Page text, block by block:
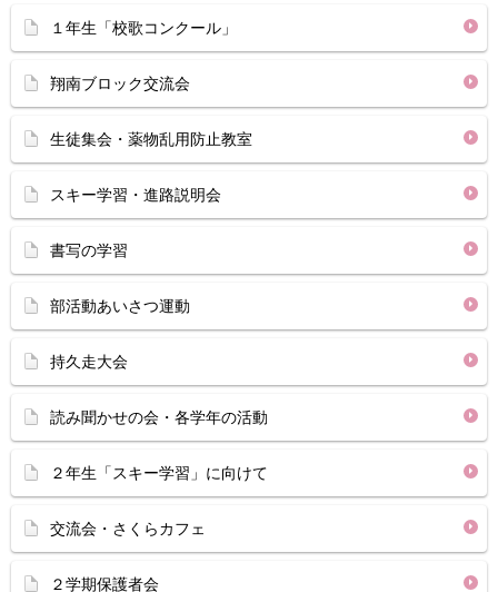
１年生「校歌コンクール」
翔南ブロック交流会
生徒集会・薬物乱用防止教室
スキー学習・進路説明会
書写の学習
部活動あいさつ運動
持久走大会
読み聞かせの会・各学年の活動
２年生「スキー学習」に向けて
交流会・さくらカフェ
２学期保護者会